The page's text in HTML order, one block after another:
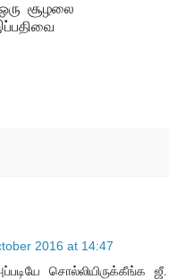
சூழலை
2016 at 14:47
சொல்லியிருக்கீங்க ஜீ.